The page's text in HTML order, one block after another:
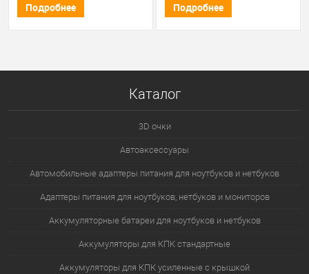
Подробнее
Подробнее
Каталог
3D очки
Автоаксессуары
Автомобильные адаптеры питания для ноутбуков и нетбуков
Адаптеры питания для ноутбуков, нетбуков и мониторов
Аккумуляторные батареи для ноутбуков и нетбуков
Аккумуляторы для КПК стандартные
Аккумуляторы для КПК усиленные с крышкой